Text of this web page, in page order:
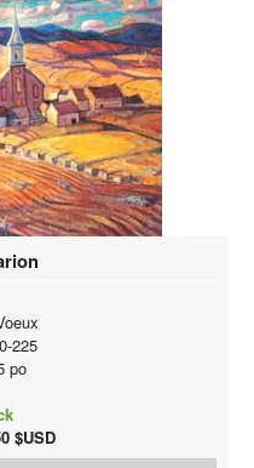
225
po
$USD